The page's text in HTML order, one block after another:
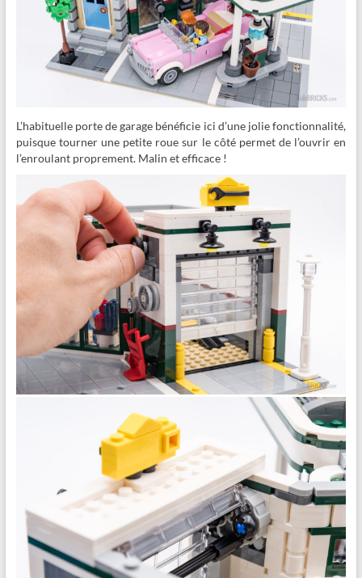
L’habituelle porte de garage bénéficie ici d’une jolie fonctionnalité,
puisque tourner une petite roue sur le côté permet de l’ouvrir en
l’enroulant proprement. Malin et efficace !